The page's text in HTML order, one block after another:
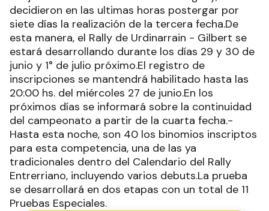
decidieron en las ultimas horas postergar por
siete días la realización de la tercera fecha.De
esta manera, el Rally de Urdinarrain - Gilbert se
estará desarrollando durante los días 29 y 30 de
junio y 1° de julio próximo.El registro de
inscripciones se mantendrá habilitado hasta las
20:00 hs. del miércoles 27 de junio.En los
próximos días se informará sobre la continuidad
del campeonato a partir de la cuarta fecha.-
Hasta esta noche, son 40 los binomios inscriptos
para esta competencia, una de las ya
tradicionales dentro del Calendario del Rally
Entrerriano, incluyendo varios debuts.La prueba
se desarrollará en dos etapas con un total de 11
Pruebas Especiales.